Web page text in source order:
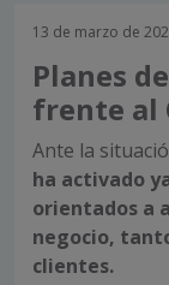
13 de marzo de
Planes
frente al
Ante la
ha activado
orientados a
negocio,
clientes.